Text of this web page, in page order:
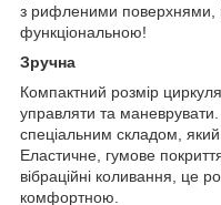
з рифленими поверхнями,
функціональною!
Зручна
Компактний розмір
управляти та маневрувати.
спеціальним складом,
Еластичне, гумове
вібраційні коливання, це
комфортною.